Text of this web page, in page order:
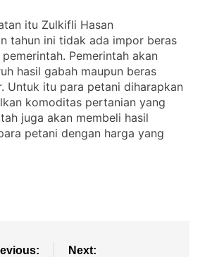
itu Zulkifli Hasan
tahun ini tidak ada impor beras
Pemerintah akan
hasil gabah maupun beras
Untuk itu para petani diharapkan
komoditas pertanian yang
juga akan membeli hasil
petani dengan harga yang
Next: